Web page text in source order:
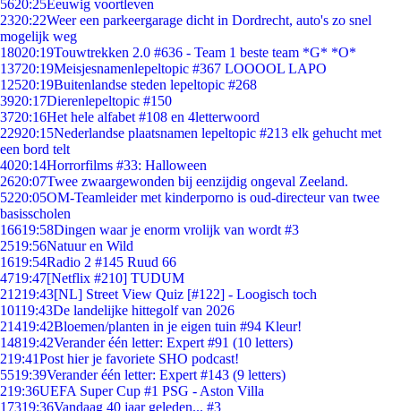
5620:25Eeuwig voortleven
2320:22Weer een parkeergarage dicht in Dordrecht, auto's zo snel
mogelijk weg
18020:19Touwtrekken 2.0 #636 - Team 1 beste team *G* *O*
13720:19Meisjesnamenlepeltopic #367 LOOOOL LAPO
12520:19Buitenlandse steden lepeltopic #268
3920:17Dierenlepeltopic #150
3720:16Het hele alfabet #108 en 4letterwoord
22920:15Nederlandse plaatsnamen lepeltopic #213 elk gehucht met
een bord telt
4020:14Horrorfilms #33: Halloween
2620:07Twee zwaargewonden bij eenzijdig ongeval Zeeland.
5220:05OM-Teamleider met kinderporno is oud-directeur van twee
basisscholen
16619:58Dingen waar je enorm vrolijk van wordt #3
2519:56Natuur en Wild
1619:54Radio 2 #145 Ruud 66
4719:47[Netflix #210] TUDUM
21219:43[NL] Street View Quiz [#122] - Loogisch toch
10119:43De landelijke hittegolf van 2026
21419:42Bloemen/planten in je eigen tuin #94 Kleur!
14819:42Verander één letter: Expert #91 (10 letters)
219:41Post hier je favoriete SHO podcast!
5519:39Verander één letter: Expert #143 (9 letters)
219:36UEFA Super Cup #1 PSG - Aston Villa
17319:36Vandaag 40 jaar geleden... #3